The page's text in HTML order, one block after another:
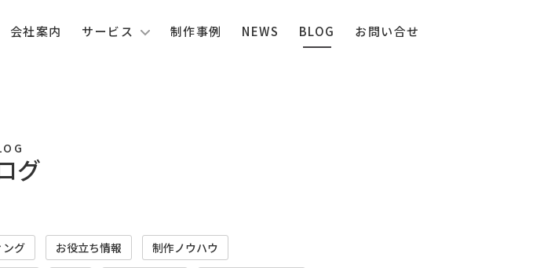
会社案内 サービス 制作事例 NEWS BLOG お問い合せ
グ
ング お役立ち情報 制作ノウハウ